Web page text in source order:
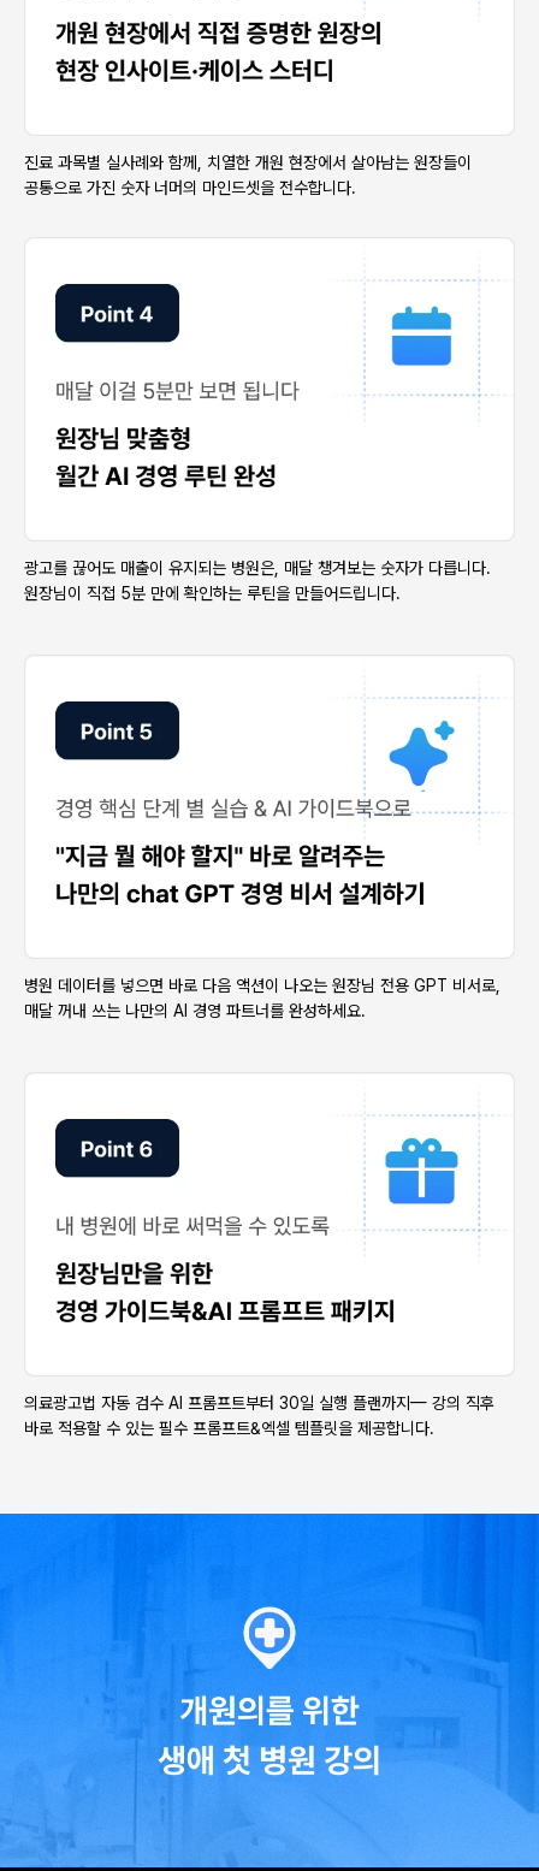
진료 과목별 실사례와 함께, 치열한 개원 현장에서 살아남는 원장들이
공통으로 가진 숫자 너머의 마인드셋을 전수합니다.
광고를 끊어도 매출이 유지되는 병원은, 매달 챙겨보는 숫자가 다릅니다.
원장님이 직접 5분 만에 확인하는 루틴을 만들어드립니다.
병원 데이터를 넣으면 바로 다음 액션이 나오는 원장님 전용 GPT 비서로,
매달 꺼내 쓰는 나만의 AI 경영 파트너를 완성하세요.
의료광고법 자동 검수 AI 프롬프트부터 30일 실행 플랜까지— 강의 직후
바로 적용할 수 있는 필수 프롬프트&엑셀 템플릿을 제공합니다.